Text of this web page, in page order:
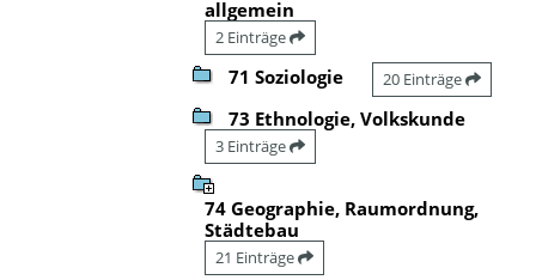
allgemein
2 Einträge
71 Soziologie 20 Einträge
73 Ethnologie, Volkskunde
3 Einträge
74 Geographie, Raumordnung,
Städtebau
21 Einträge